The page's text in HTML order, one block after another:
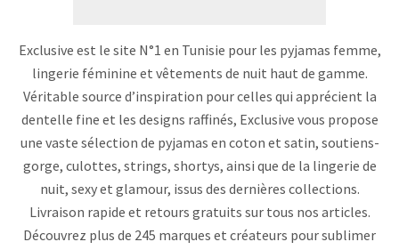
Exclusive est le site N°1 en Tunisie pour les pyjamas femme,
lingerie féminine et vêtements de nuit haut de gamme.
Véritable source d’inspiration pour celles qui apprécient la
dentelle fine et les designs raffinés, Exclusive vous propose
une vaste sélection de pyjamas en coton et satin, soutiens-
gorge, culottes, strings, shortys, ainsi que de la lingerie de
nuit, sexy et glamour, issus des dernières collections.
Livraison rapide et retours gratuits sur tous nos articles.
Découvrez plus de 245 marques et créateurs pour sublimer